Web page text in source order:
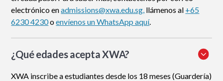
electrónico enadmissions@xwa.edu.sg, llámenos al +65
6230 4230oenvíenos un WhatsApp aquí.
¿Qué edades acepta XWA?
XWA inscribe a estudiantes desde los 18 meses (Guardería)